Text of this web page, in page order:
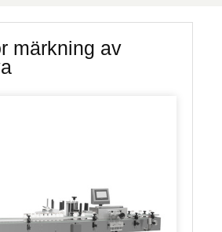
märkning av